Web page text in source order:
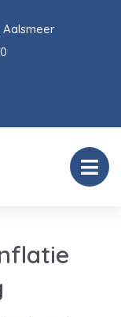
Aalsmeer